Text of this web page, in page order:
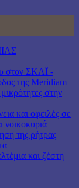
στον ΣΚΑΪ -
της Meridiam
στην
και οφειλές σε
νοικοκυριά
της ρήτρας
και ζέστη